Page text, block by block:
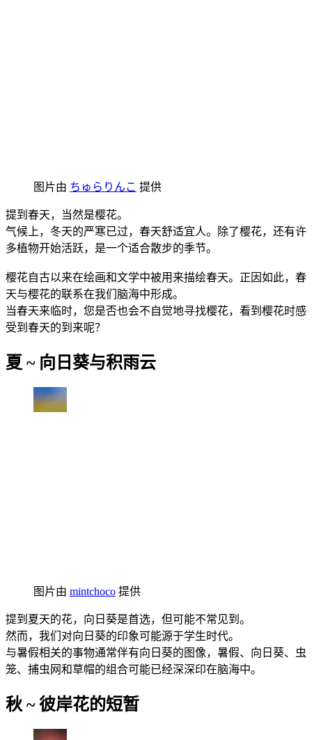
图片由 ちゅらりんこ 提供
提到春天，当然是樱花。
气候上，冬天的严寒已过，春天舒适宜人。除了樱花，还有许
多植物开始活跃，是一个适合散步的季节。
樱花自古以来在绘画和文学中被用来描绘春天。正因如此，春
天与樱花的联系在我们脑海中形成。
当春天来临时，您是否也会不自觉地寻找樱花，看到樱花时感
受到春天的到来呢？
夏 ~ 向日葵与积雨云
图片由 mintchoco 提供
提到夏天的花，向日葵是首选，但可能不常见到。
然而，我们对向日葵的印象可能源于学生时代。
与暑假相关的事物通常伴有向日葵的图像，暑假、向日葵、虫
笼、捕虫网和草帽的组合可能已经深深印在脑海中。
秋 ~ 彼岸花的短暂